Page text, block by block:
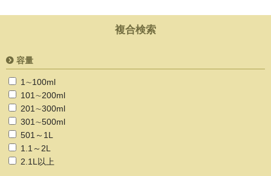
複合検索
容量
1∼100ml
101∼200ml
201∼300ml
301∼500ml
501～1L
1.1～2L
2.1L以上